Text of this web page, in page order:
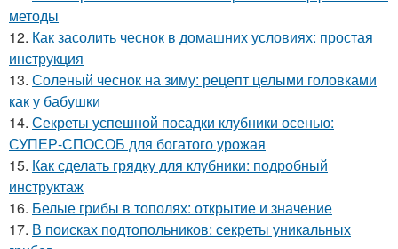
методы
12. Как засолить чеснок в домашних условиях: простая
инструкция
13. Соленый чеснок на зиму: рецепт целыми головками
как у бабушки
14. Секреты успешной посадки клубники осенью:
СУПЕР-СПОСОБ для богатого урожая
15. Как сделать грядку для клубники: подробный
инструктаж
16. Белые грибы в тополях: открытие и значение
17. В поисках подтопольников: секреты уникальных